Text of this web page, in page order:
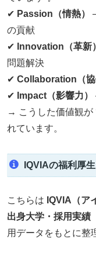
✔ Passion（情熱）
の貢献
✔ Innovation（革新）
問題解決
✔ Collaboration（協
✔ Impact（影響力）
→ こうした価値観が
れています。
IQVIAの福利厚
こちらは IQVIA（ア
出身大学・採用実績
用データをもとに整